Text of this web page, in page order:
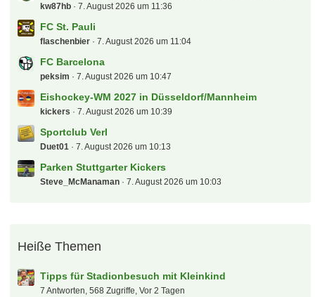
kw87hb 7. August 2026 um 11:36
FC St. Pauli
flaschenbier 7. August 2026 um 11:04
FC Barcelona
peksim 7. August 2026 um 10:47
Eishockey-WM 2027 in Düsseldorf/Mannheim
kickers 7. August 2026 um 10:39
Sportclub Verl
Duet01 7. August 2026 um 10:13
Parken Stuttgarter Kickers
Steve_McManaman 7. August 2026 um 10:03
Heiße Themen
Tipps für Stadionbesuch mit Kleinkind
7 Antworten, 568 Zugriffe, Vor 2 Tagen